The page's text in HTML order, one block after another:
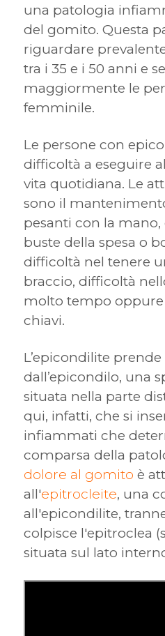
una patologia
del gomito. Questa
riguardare
tra i 35 e i 50 anni e
maggiormente le
femminile.
Le persone con
difficoltà a eseguire
vita quotidiana. Le
sono il
pesanti con la
buste della spesa o
difficoltà nel tenere
braccio, difficoltà
molto tempo oppure
chiavi.
L’epicondilite
dall’epicondilo, una
situata nella parte
qui, infatti, che si
infiammati che
comparsa della
dolore al gomito è
all'epitrocleite, una
all'epicondilite,
colpisce l'epitroclea
situata sul lato